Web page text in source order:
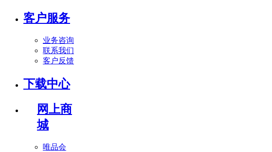
客户服务
业务咨询
联系我们
客户反馈
下载中心
网上商
城
唯品会